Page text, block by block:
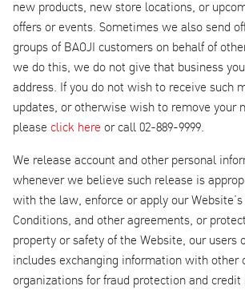
new products, new store locations, or
offers or events. Sometimes we also send
groups of BAOJI customers on behalf of
we do this, we do not give that business
address. If you do not wish to receive such
updates, or otherwise wish to remove your
please click here or call 02-889-9999.
We release account and other personal
whenever we believe such release is
with the law, enforce or apply our
Conditions, and other agreements, or
property or safety of the Website, our users
includes exchanging information with other
organizations for fraud protection and